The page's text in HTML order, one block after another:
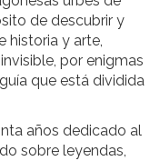
de descubrir y
historia y arte,
por enigmas
que está dividida
años dedicado al
sobre leyendas,